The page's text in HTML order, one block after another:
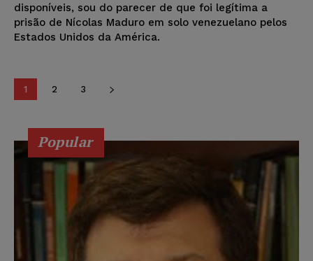
disponíveis, sou do parecer de que foi legítima a
prisão de Nícolas Maduro em solo venezuelano pelos
Estados Unidos da América.
1 2 3
Popular